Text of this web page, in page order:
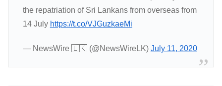
the repatriation of Sri Lankans from overseas from
14 July https://t.co/VJGuzkaeMi
— NewsWire 🇱🇰 (@NewsWireLK) July 11, 2020